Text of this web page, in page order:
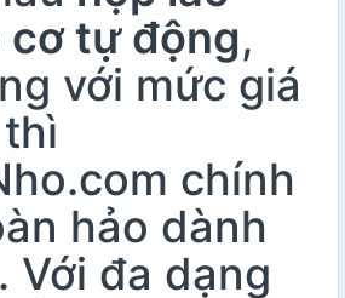
cơ tự động,
với mức giá
chính
hảo dành
Với đa dạng